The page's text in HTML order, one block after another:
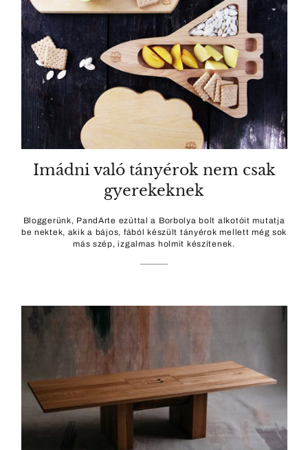
Imádni való tányérok nem csak
gyerekeknek
Bloggerünk, PandArte ezúttal a Borbolya bolt alkotóit mutatja
be nektek, akik a bájos, fából készült tányérok mellett még sok
más szép, izgalmas holmit készítenek.